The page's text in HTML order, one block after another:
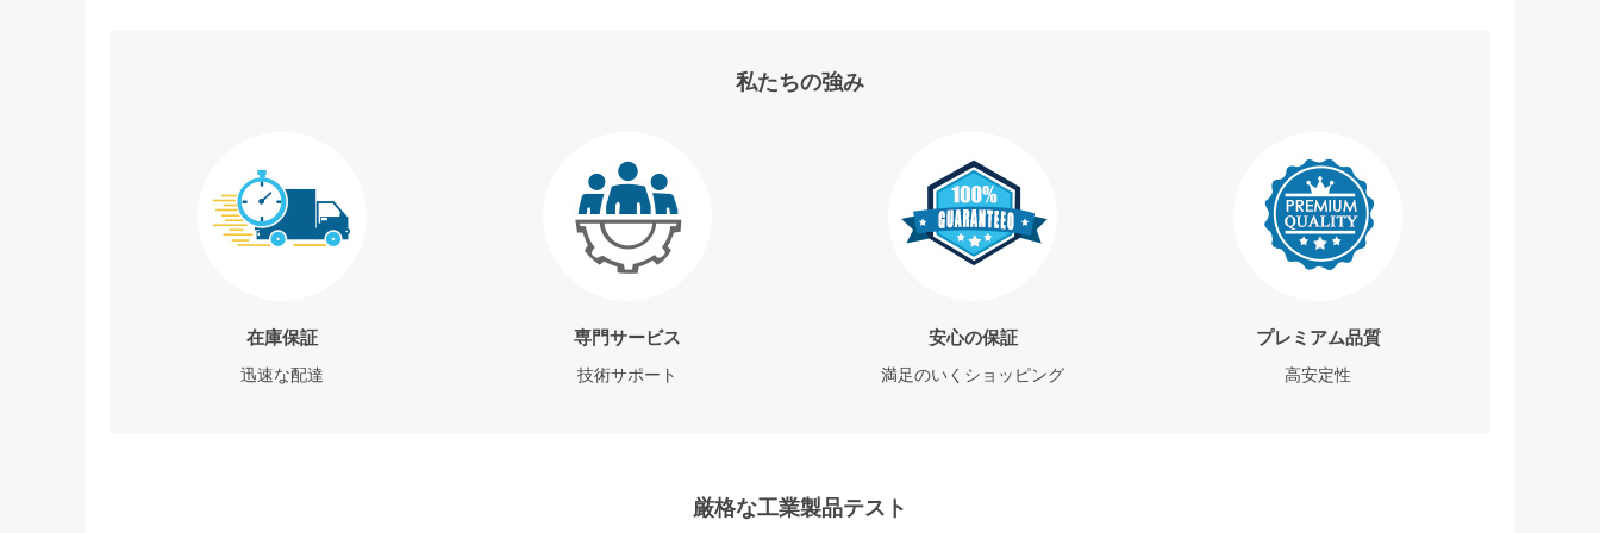
私たちの強み
在庫保証
迅速な配達
専門サービス
技術サポート
安心の保証
満足のいくショッピング
プレミアム品質
高安定性
厳格な工業製品テスト